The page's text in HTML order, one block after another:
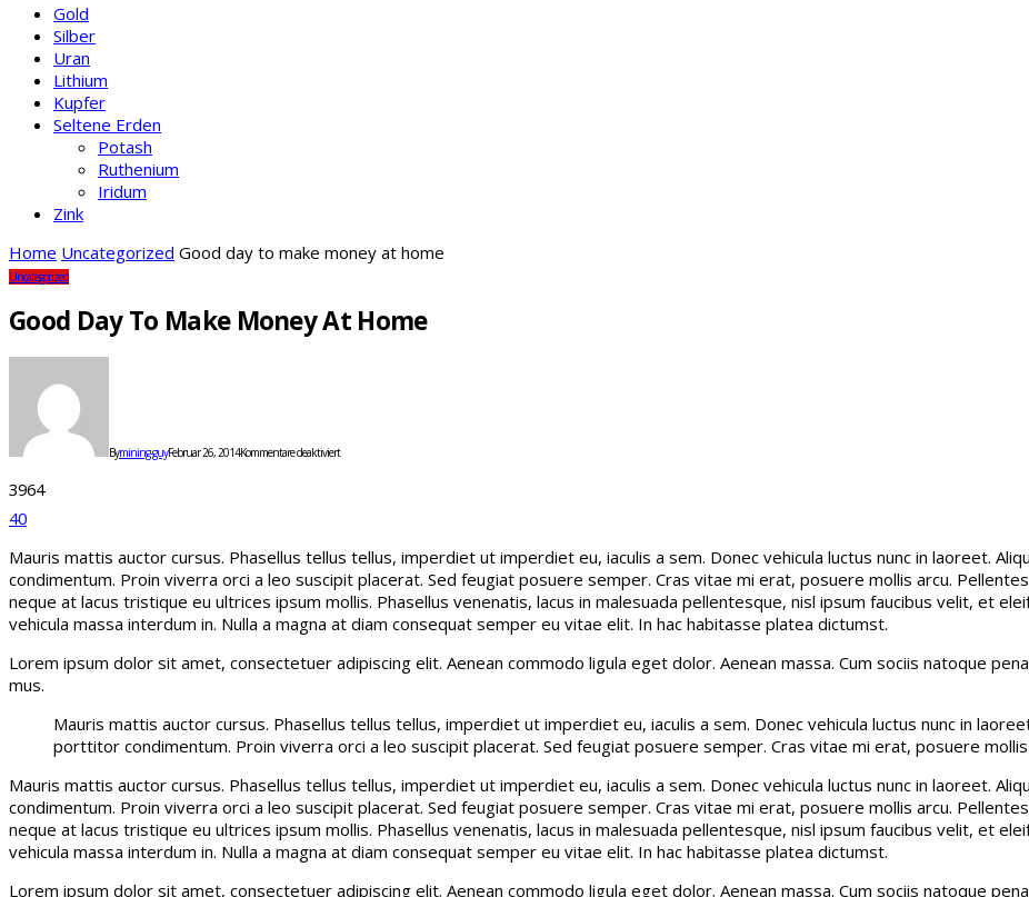
Gold
Silber
Uran
Lithium
Kupfer
Seltene Erden
Potash
Ruthenium
Iridum
Zink
Home Uncategorized Good day to make money at home
Uncategorized
Good Day To Make Money At Home
Bymining-guyFebruar 26, 2014Kommentare deaktiviertat
3964
40
Mauris mattis auctor cursus. Phasellus tellus tellus, imperdiet ut imperdiet eu, iaculis a sem. Donec vehicula luctus nunc in laoreet.
condimentum. Proin viverra orci a leo suscipit placerat. Sed feugiat posuere semper. Cras vitae mi erat, posuere mollis arcu.
neque at lacus tristique eu ultrices ipsum mollis. Phasellus venenatis, lacus in malesuada pellentesque, nisl ipsum faucibus velit, et
vehicula massa interdum in. Nulla a magna at diam consequat semper eu vitae elit. In hac habitasse platea dictumst.
Lorem ipsum dolor sit amet, consectetuer adipiscing elit. Aenean commodo ligula eget dolor. Aenean massa. Cum sociis natoque
mus.
Mauris mattis auctor cursus. Phasellus tellus tellus, imperdiet ut imperdiet eu, iaculis a sem. Donec vehicula luctus nunc in
porttitor condimentum. Proin viverra orci a leo suscipit placerat. Sed feugiat posuere semper. Cras vitae mi erat, posuere mollis
Mauris mattis auctor cursus. Phasellus tellus tellus, imperdiet ut imperdiet eu, iaculis a sem. Donec vehicula luctus nunc in laoreet.
condimentum. Proin viverra orci a leo suscipit placerat. Sed feugiat posuere semper. Cras vitae mi erat, posuere mollis arcu.
neque at lacus tristique eu ultrices ipsum mollis. Phasellus venenatis, lacus in malesuada pellentesque, nisl ipsum faucibus velit, et
vehicula massa interdum in. Nulla a magna at diam consequat semper eu vitae elit. In hac habitasse platea dictumst.
Lorem ipsum dolor sit amet, consectetuer adipiscing elit. Aenean commodo ligula eget dolor. Aenean massa. Cum sociis natoque